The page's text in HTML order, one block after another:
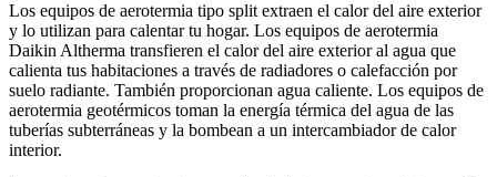
Los equipos de aerotermia tipo split extraen el calor del aire exterior
y lo utilizan para calentar tu hogar. Los equipos de aerotermia
Daikin Altherma transfieren el calor del aire exterior al agua que
calienta tus habitaciones a través de radiadores o calefacción por
suelo radiante. También proporcionan agua caliente. Los equipos de
aerotermia geotérmicos toman la energía térmica del agua de las
tuberías subterráneas y la bombean a un intercambiador de calor
interior.